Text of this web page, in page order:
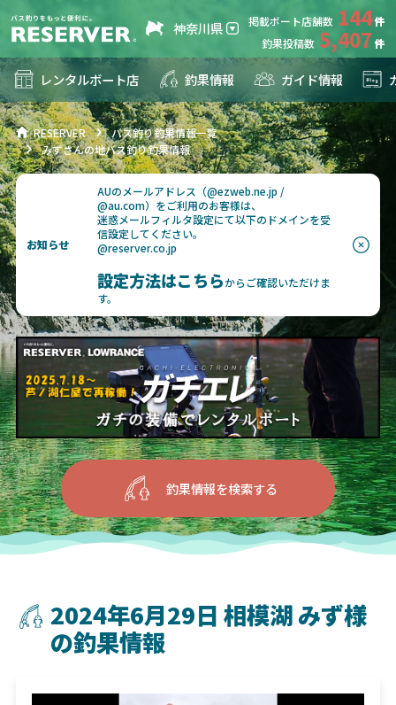
神奈川県 掲載ボート店舗数 144
釣果投稿数 5,407
レンタルボート店 釣果情報 ガイド情報
RESERVER
バス釣り釣果情報一覧
みずさんの地バス釣り釣果情報
お知らせ
AUのメールアドレス（@ezweb.ne.jp /
@au.com）をご利用のお客様は、
迷惑メールフィルタ設定にて以下のドメインを受
信設定してください。
@reserver.co.jp
設定方法はこちらからご確認いただけま
す。
釣果情報を検索する
2024年6月29日 相模湖 みず様
の釣果情報